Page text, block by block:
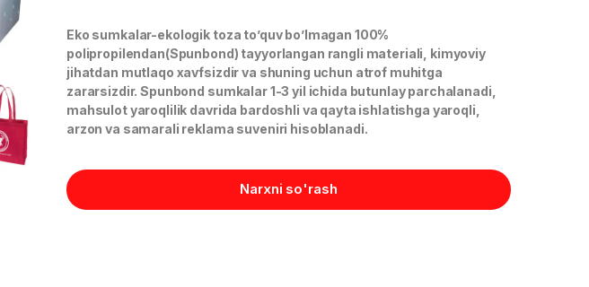
Eko sumkalar-ekologik toza to’quv bo’lmagan 100%
polipropilendan(Spunbond) tayyorlangan rangli materiali, kimyoviy
jihatdan mutlaqo xavfsizdir va shuning uchun atrof muhitga
zararsizdir. Spunbond sumkalar 1-3 yil ichida butunlay parchalanadi,
mahsulot yaroqlilik davrida bardoshli va qayta ishlatishga yaroqli,
arzon va samarali reklama suveniri hisoblanadi.
Narxni so'rash